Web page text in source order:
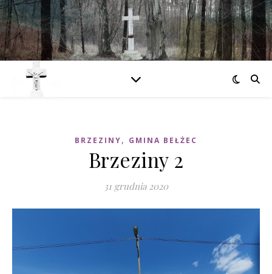
BRZEZINY, GMINA BEŁŻEC
Brzeziny 2
31 grudnia 2020